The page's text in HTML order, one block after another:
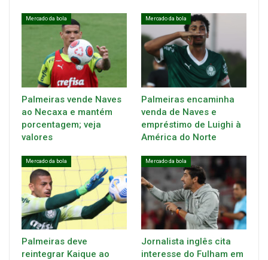
Mercado da bola
Palmeiras vende Naves
ao Necaxa e mantém
porcentagem; veja
valores
Mercado da bola
Palmeiras encaminha
venda de Naves e
empréstimo de Luighi à
América do Norte
Mercado da bola
Palmeiras deve
reintegrar Kaique ao
Mercado da bola
Jornalista inglês cita
interesse do Fulham em